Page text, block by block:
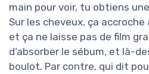
main pour voir, tu obtiens une
Sur les cheveux, ça
et ça ne laisse pas de film
d’absorber le sébum, et là-
boulot. Par contre, qui dit